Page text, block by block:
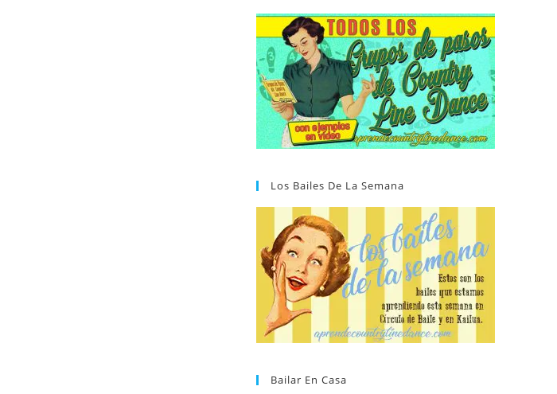
Los Bailes De La Semana
Bailar En Casa